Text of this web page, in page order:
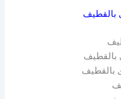
بالقطيف
بالقطيف